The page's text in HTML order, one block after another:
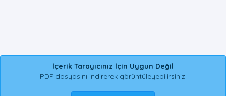
İçerik Tarayıcınız İçin Uygun Değil
PDF dosyasını indirerek görüntüleyebilirsiniz.